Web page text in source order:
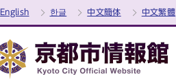
English 한글 中文簡体 中文繁體